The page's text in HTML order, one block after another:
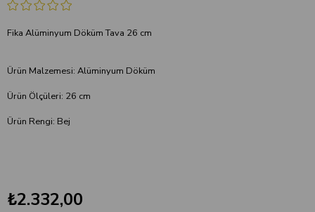
Fika Alüminyum Döküm Tava 26 cm
Ürün Malzemesi: Alüminyum Döküm
Ürün Ölçüleri: 26 cm
Ürün Rengi: Bej
₺2.332,00